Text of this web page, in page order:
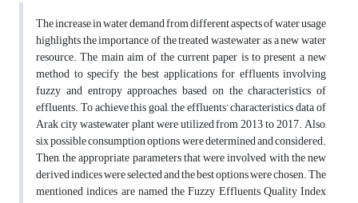
The increase in water demand from different aspects of water usage
highlights the importance of the treated wastewater as a new water
resource. The main aim of the current paper is to present a new
method to specify the best applications for effluents involving
fuzzy and entropy approaches based on the characteristics of
effluents. To achieve this goal, the effluents’ characteristics data of
Arak city wastewater plant were utilized from 2013 to 2017. Also,
six possible consumption options were determined and considered.
Then, the appropriate parameters that were involved with the new
derived indices were selected and the best options were chosen. The
mentioned indices are named the Fuzzy Effluents Quality Index